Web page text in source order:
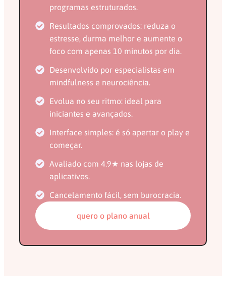
programas estruturados.
Resultados comprovados: reduza o
estresse, durma melhor e aumente o
foco com apenas 10 minutos por dia.
Desenvolvido por especialistas em
mindfulness e neurociência.
Evolua no seu ritmo: ideal para
iniciantes e avançados.
Interface simples: é só apertar o play e
começar.
Avaliado com 4.9★ nas lojas de
aplicativos.
Cancelamento fácil, sem burocracia.
quero o plano anual